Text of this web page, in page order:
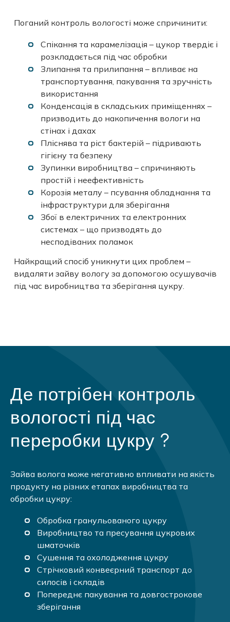
Поганий контроль вологості може спричинити:
Спікання та карамелізація – цукор твердіє і
розкладається під час обробки
Злипання та прилипання – впливає на
транспортування, пакування та зручність
використання
Конденсація в складських приміщеннях –
призводить до накопичення вологи на
стінах і дахах
Пліснява та ріст бактерій – підривають
гігієну та безпеку
Зупинки виробництва – спричиняють
простій і неефективність
Корозія металу – псування обладнання та
інфраструктури для зберігання
Збої в електричних та електронних
системах – що призводять до
несподіваних поламок
Найкращий спосіб уникнути цих проблем –
видаляти зайву вологу за допомогою осушувачів
під час виробництва та зберігання цукру.
Де потрібен контроль
вологості під час
переробки цукру ?
Зайва волога може негативно впливати на якість
продукту на різних етапах виробництва та
обробки цукру:
Обробка гранульованого цукру
Виробництво та пресування цукрових
шматочків
Сушення та охолодження цукру
Стрічковий конвеєрний транспорт до
силосів і складів
Попереднє пакування та довгострокове
зберігання